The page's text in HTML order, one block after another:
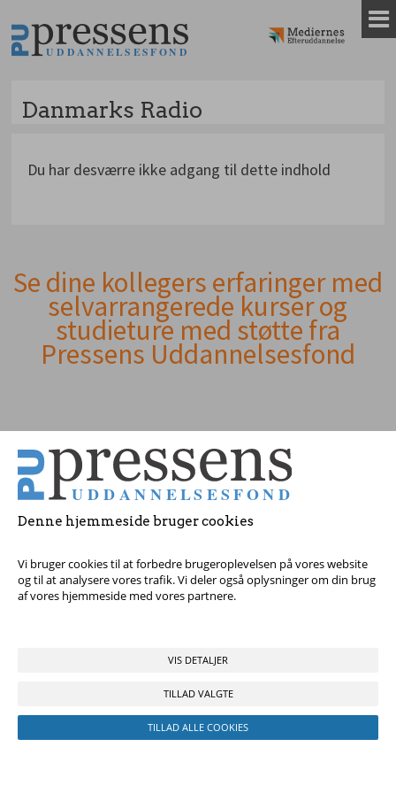
Denne hjemmeside bruger cookies
Vi bruger cookies til at forbedre brugeroplevelsen på vores website
og til at analysere vores trafik. Vi deler også oplysninger om din brug
af vores hjemmeside med vores partnere.
VIS DETALJER
TILLAD VALGTE
TILLAD ALLE COOKIES
til
indhold
Danmarks Radio
Du har desværre ikke adgang til dette indhold
Andet
indhold
Se dine kollegers erfaringer med
selvarrangerede kurser og
studieture med støtte fra
Pressens Uddannelsesfond
Tag fat i os med dine spørgsmål!
© 2017 Pressens Uddannelsesfond, Rådhuspladsen 16, 4. sal, 1550